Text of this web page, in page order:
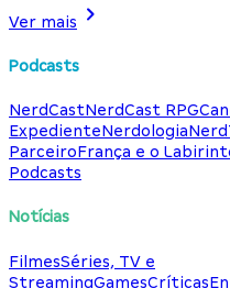
Ver mais
Podcasts
NerdCastNerdCast RPG
ExpedienteNerdologia
ParceiroFrança e o
Podcasts
Notícias
FilmesSéries, TV e
StreamingGamesCríticas